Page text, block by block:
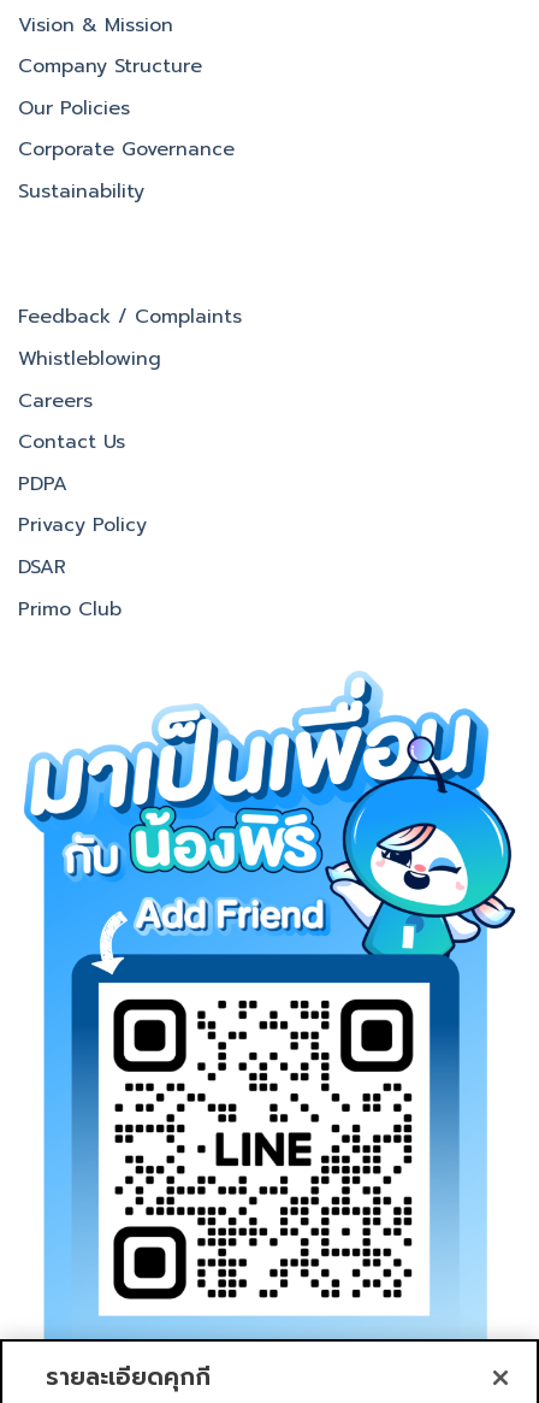
Vision & Mission
Company Structure
Our Policies
Corporate Governance
Sustainability
Feedback / Complaints
Whistleblowing
Careers
Contact Us
PDPA
Privacy Policy
DSAR
Primo Club
รายละเอียดคุกกี้